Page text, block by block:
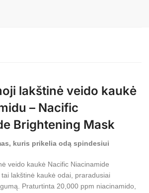
lakštinė veido kaukė
– Nacific
Brightening Mask
kuris prikelia odą spindesiui
veido kaukė Nacific Niacinamide
lakštinė kaukė odai, praradusiai
Praturtinta 20,000 ppm niacinamido,